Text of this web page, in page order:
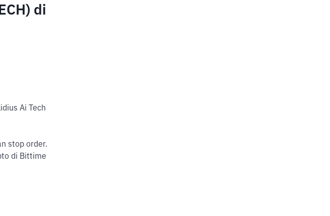
di
Ai Tech
stop order.
di Bittime